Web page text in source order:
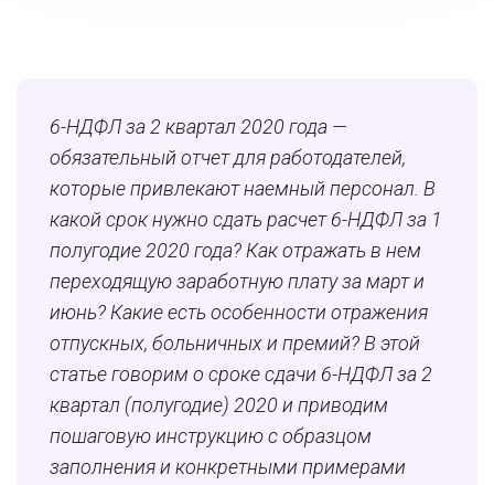
6-НДФЛ за 2 квартал 2020 года —
обязательный отчет для работодателей,
которые привлекают наемный персонал. В
какой срок нужно сдать расчет 6-НДФЛ за 1
полугодие 2020 года? Как отражать в нем
переходящую заработную плату за март и
июнь? Какие есть особенности отражения
отпускных, больничных и премий? В этой
статье говорим о сроке сдачи 6-НДФЛ за 2
квартал (полугодие) 2020 и приводим
пошаговую инструкцию с образцом
заполнения и конкретными примерами